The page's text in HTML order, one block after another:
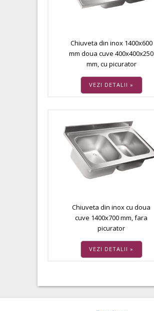
Chiuveta din inox 1400x600
mm doua cuve 400x400x250
mm, cu picurator
VEZI DETALII »
Chiuveta din inox cu doua
cuve 1400x700 mm, fara
picurator
VEZI DETALII »